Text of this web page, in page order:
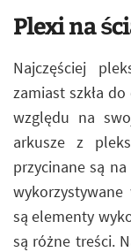
Plexi na
Najczęściej
zamiast szkła
względu na
arkusze z
przycinane są
są elementy
są różne treści.